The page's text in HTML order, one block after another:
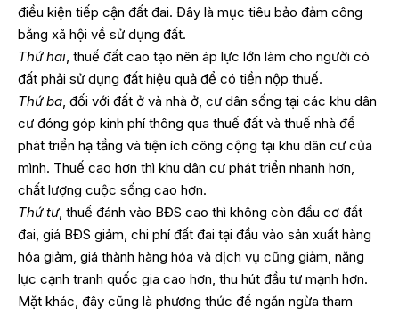
điều kiện tiếp cận đất đai. Đây là mục tiêu bảo đảm công
bằng xã hội về sử dụng đất.
Thứ hai, thuế đất cao tạo nên áp lực lớn làm cho người có
đất phải sử dụng đất hiệu quả để có tiền nộp thuế.
Thứ ba, đối với đất ở và nhà ở, cư dân sống tại các khu dân
cư đóng góp kinh phí thông qua thuế đất và thuế nhà để
phát triển hạ tầng và tiện ích công cộng tại khu dân cư của
mình. Thuế cao hơn thì khu dân cư phát triển nhanh hơn,
chất lượng cuộc sống cao hơn.
Thứ tư, thuế đánh vào BĐS cao thì không còn đầu cơ đất
đai, giá BĐS giảm, chi phí đất đai tại đầu vào sản xuất hàng
hóa giảm, giá thành hàng hóa và dịch vụ cũng giảm, năng
lực cạnh tranh quốc gia cao hơn, thu hút đầu tư mạnh hơn.
Mặt khác, đây cũng là phương thức để ngăn ngừa tham